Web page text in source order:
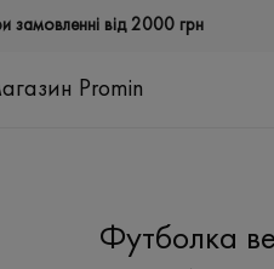
замовленні від 2000 грн
Футболка